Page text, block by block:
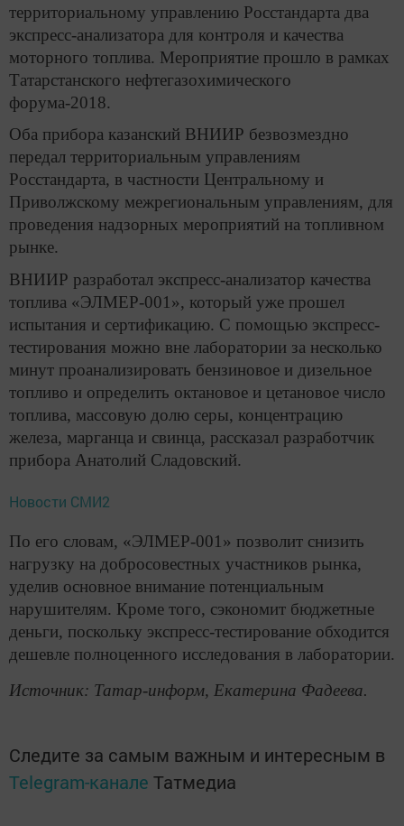
территориальному управлению Росстандарта два
экспресс-анализатора для контроля и качества
моторного топлива. Мероприятие прошло в рамках
Татарстанского нефтегазохимического
форума-2018.
Оба прибора казанский ВНИИР безвозмездно
передал территориальным управлениям
Росстандарта, в частности Центральному и
Приволжскому межрегиональным управлениям, для
проведения надзорных мероприятий на топливном
рынке.
ВНИИР разработал экспресс-анализатор качества
топлива «ЭЛМЕР-001», который уже прошел
испытания и сертификацию. С помощью экспресс-
тестирования можно вне лаборатории за несколько
минут проанализировать бензиновое и дизельное
топливо и определить октановое и цетановое число
топлива, массовую долю серы, концентрацию
железа, марганца и свинца, рассказал разработчик
прибора Анатолий Сладовский.
Новости СМИ2
По его словам, «ЭЛМЕР-001» позволит снизить
нагрузку на добросовестных участников рынка,
уделив основное внимание потенциальным
нарушителям. Кроме того, сэкономит бюджетные
деньги, поскольку экспресс-тестирование обходится
дешевле полноценного исследования в лаборатории.
Источник: Татар-информ, Екатерина Фадеева.
Следите за самым важным и интересным в
Telegram-канале Татмедиа